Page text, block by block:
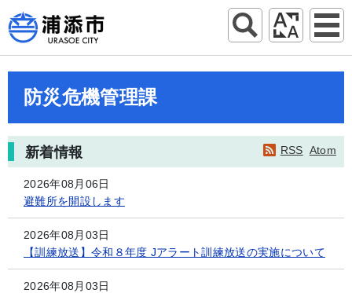
防災危機管理課
RSS Atom
新着情報
2026年08月06日
避難所を開設します
2026年08月03日
【訓練放送】令和８年度 Jアラート訓練放送の実施について
2026年08月03日